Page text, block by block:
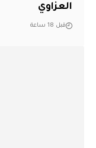
العزاوي
قبل 18 ساعة